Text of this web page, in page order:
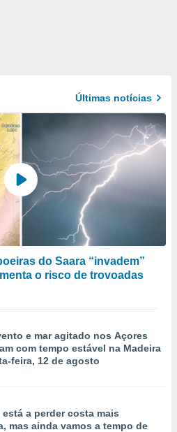
Últimas notícias
do Saara “invadem”
o risco de trovoadas
e mar agitado nos Açores
com tempo estável na Madeira
feira, 12 de agosto
está a perder costa mais
mas ainda vamos a tempo de